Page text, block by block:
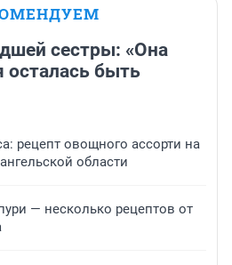
сестры: «Она
осталась быть
рецепт овощного ассорти на
области
— несколько рецептов от